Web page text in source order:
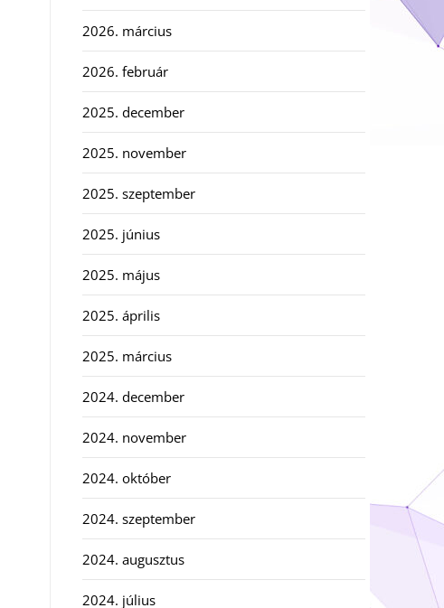
2026. március
2026. február
2025. december
2025. november
2025. szeptember
2025. június
2025. május
2025. április
2025. március
2024. december
2024. november
2024. október
2024. szeptember
2024. augusztus
2024. július